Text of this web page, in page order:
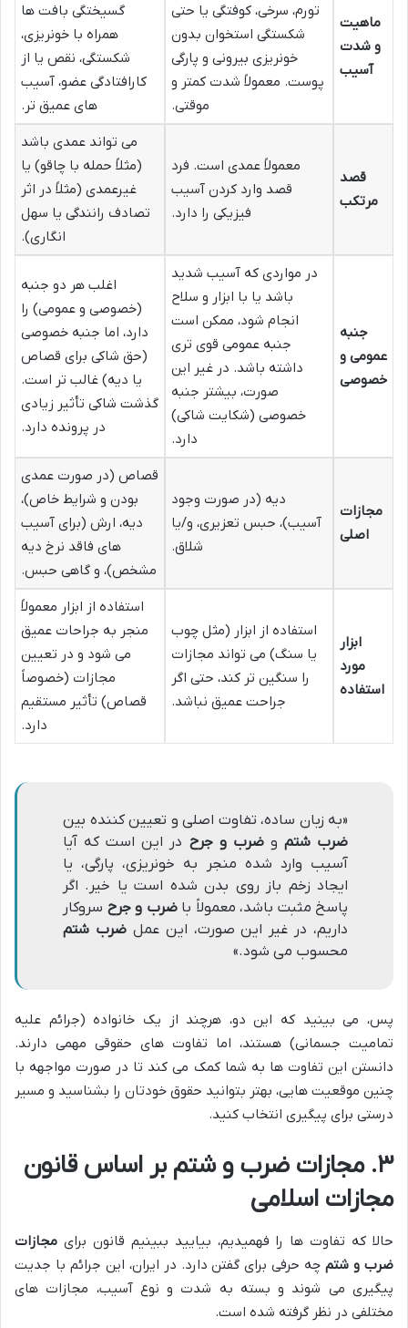
ماهیت
و شدت
آسیب
تورم، سرخی، کوفتگی یا حتی
شکستگی استخوان بدون
خونریزی بیرونی و پارگی
پوست. معمولاً شدت کمتر و
موقتی.
گسیختگی بافت ها
همراه با خونریزی،
شکستگی، نقص یا از
کارافتادگی عضو، آسیب
های عمیق تر.
قصد
مرتکب
معمولاً عمدی است. فرد
قصد وارد کردن آسیب
فیزیکی را دارد.
می تواند عمدی باشد
(مثلاً حمله با چاقو) یا
غیرعمدی (مثلاً در اثر
تصادف رانندگی یا سهل
انگاری).
جنبه
عمومی و
خصوصی
در مواردی که آسیب شدید
باشد یا با ابزار و سلاح
انجام شود، ممکن است
جنبه عمومی قوی تری
داشته باشد. در غیر این
صورت، بیشتر جنبه
خصوصی (شکایت شاکی)
دارد.
اغلب هر دو جنبه
(خصوصی و عمومی) را
دارد، اما جنبه خصوصی
(حق شاکی برای قصاص
یا دیه) غالب تر است.
گذشت شاکی تأثیر زیادی
در پرونده دارد.
مجازات
اصلی
دیه (در صورت وجود
آسیب)، حبس تعزیری، و/یا
شلاق.
قصاص (در صورت عمدی
بودن و شرایط خاص)،
دیه، ارش (برای آسیب
های فاقد نرخ دیه
مشخص)، و گاهی حبس.
ابزار
مورد
استفاده
استفاده از ابزار (مثل چوب
یا سنگ) می تواند مجازات
را سنگین تر کند، حتی اگر
جراحت عمیق نباشد.
استفاده از ابزار معمولاً
منجر به جراحات عمیق
می شود و در تعیین
مجازات (خصوصاً
قصاص) تأثیر مستقیم
دارد.
«به زبان ساده، تفاوت اصلی و تعیین کننده بین
ضرب شتم وضرب و جرح در این است که آیا
آسیب وارد شده منجر به خونریزی، پارگی، یا
ایجاد زخم باز روی بدن شده است یا خیر. اگر
پاسخ مثبت باشد، معمولاً باضرب و جرح سروکار
داریم، در غیر این صورت، این عملضرب شتم
محسوب می شود.»
پس، می بینید که این دو، هرچند از یک خانواده (جرائم علیه
تمامیت جسمانی) هستند، اما تفاوت های حقوقی مهمی دارند.
دانستن این تفاوت ها به شما کمک می کند تا در صورت مواجهه با
چنین موقعیت هایی، بهتر بتوانید حقوق خودتان را بشناسید و مسیر
درستی برای پیگیری انتخاب کنید.
۳. مجازات ضرب و شتم بر اساس قانون
مجازات اسلامی
حالا که تفاوت ها را فهمیدیم، بیایید ببینیم قانون برای مجازات
ضرب و شتمچه حرفی برای گفتن دارد. در ایران، این جرائم با جدیت
پیگیری می شوند و بسته به شدت و نوع آسیب، مجازات های
مختلفی در نظر گرفته شده است.